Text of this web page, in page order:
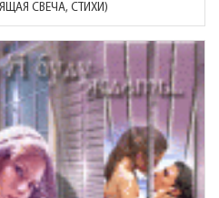
СВЕЧА, СТИХИ)